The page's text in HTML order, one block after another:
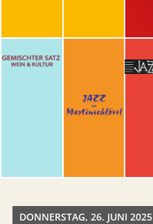
DONNERSTAG, 26. JUNI 2025